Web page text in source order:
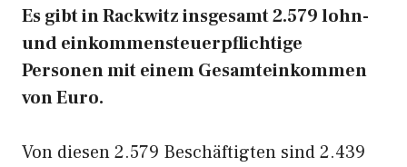
Es gibt in Rackwitz insgesamt 2.579 lohn-
und einkommensteuerpflichtige
Personen mit einem Gesamteinkommen
von Euro.
Von diesen 2.579 Beschäftigten sind 2.439